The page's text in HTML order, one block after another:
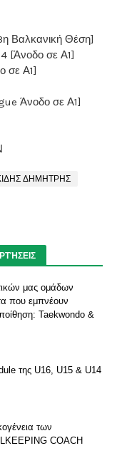
Βαλκανική Θέση]
[Άνοδο σε Α1]
σε Α1]
Άνοδο σε Α1]
ΔΗΜΗΤΡΗΣ
μας ομάδων
που εμπνέουν
Taekwondo &
της U16, U15 & U14
των
COACH